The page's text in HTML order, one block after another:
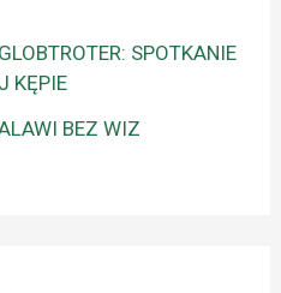
GLOBTROTER: SPOTKANIE
KĘPIE
BEZ WIZ